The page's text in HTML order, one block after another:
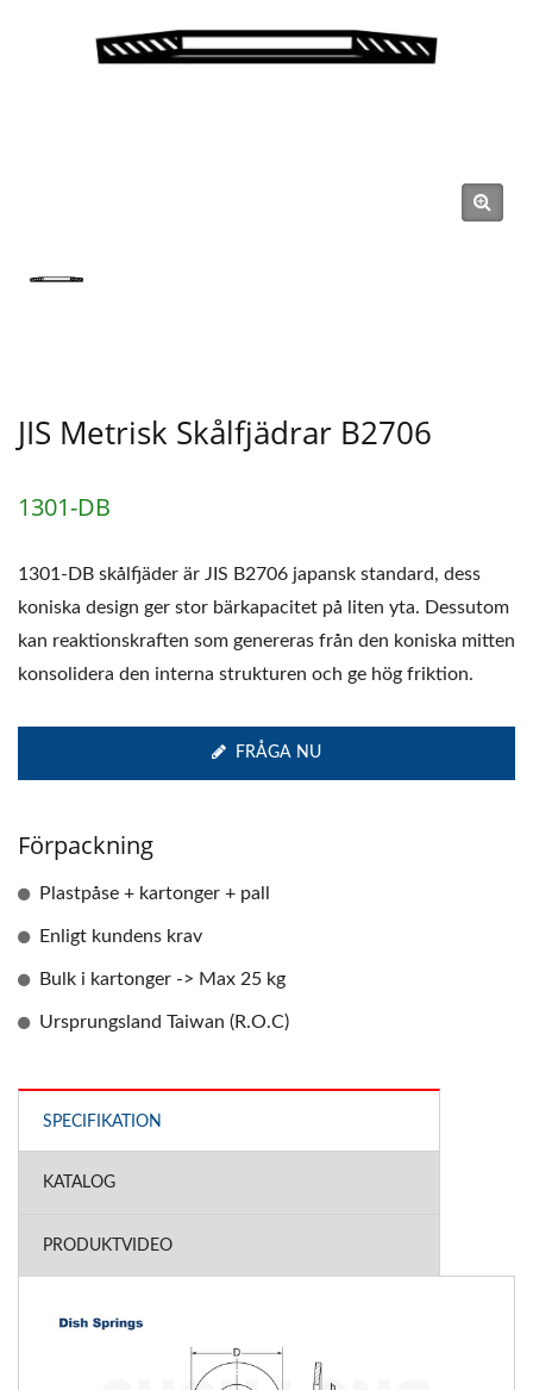
JIS Metrisk Skålfjädrar B2706
1301-DB
1301-DB skålfjäder är JIS B2706 japansk standard, dess
koniska design ger stor bärkapacitet på liten yta. Dessutom
kan reaktionskraften som genereras från den koniska mitten
konsolidera den interna strukturen och ge hög friktion.
FRÅGA NU
Förpackning
Plastpåse + kartonger + pall
Enligt kundens krav
Bulk i kartonger -> Max 25 kg
Ursprungsland Taiwan (R.O.C)
SPECIFIKATION
KATALOG
PRODUKTVIDEO